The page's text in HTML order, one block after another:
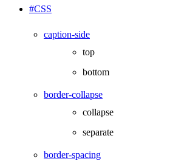
#CSS
caption-side
top
bottom
border-collapse
collapse
separate
border-spacing